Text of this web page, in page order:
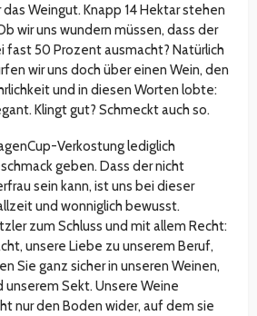
Weingut. Knapp 14 Hektar stehen
wir uns wundern müssen, dass der
fast 50 Prozent ausmacht? Natürlich
wir uns doch über einen Wein, den
und in diesen Worten lobte:
Klingt gut? Schmeckt auch so.
Verkostung lediglich
geben. Dass der nicht
sein kann, ist uns bei dieser
und wonniglich bewusst.
zum Schluss und mit allem Recht:
unsere Liebe zu unserem Beruf,
Sie ganz sicher in unseren Weinen,
unserem Sekt. Unsere Weine
nur den Boden wider, auf dem sie